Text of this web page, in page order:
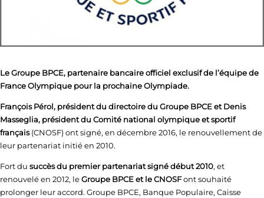
Le Groupe BPCE, partenaire bancaire officiel exclusif de l’équipe de
France Olympique pour la prochaine Olympiade.
François Pérol, président du directoire du Groupe BPCE et Denis
Masseglia, président du Comité national olympique et sportif
français(CNOSF) ont signé, en décembre 2016, le renouvellement de
leur partenariat initié en 2010.
Fort du succès du premier partenariat signé début 2010, et
renouvelé en 2012, leGroupe BPCE et le CNOSFont souhaité
prolonger leur accord. Groupe BPCE, Banque Populaire, Caisse